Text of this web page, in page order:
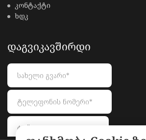
კონტაქტი
ხდკ
ᲓᲐᲒᲕᲘᲙᲐᲕᲨᲘᲠᲓᲘ